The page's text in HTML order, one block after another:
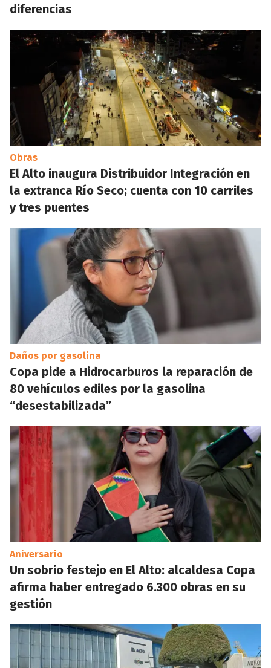
diferencias
Obras
El Alto inaugura Distribuidor Integración en
la extranca Río Seco; cuenta con 10 carriles
y tres puentes
Daños por gasolina
Copa pide a Hidrocarburos la reparación de
80 vehículos ediles por la gasolina
“desestabilizada”
Aniversario
Un sobrio festejo en El Alto: alcaldesa Copa
afirma haber entregado 6.300 obras en su
gestión